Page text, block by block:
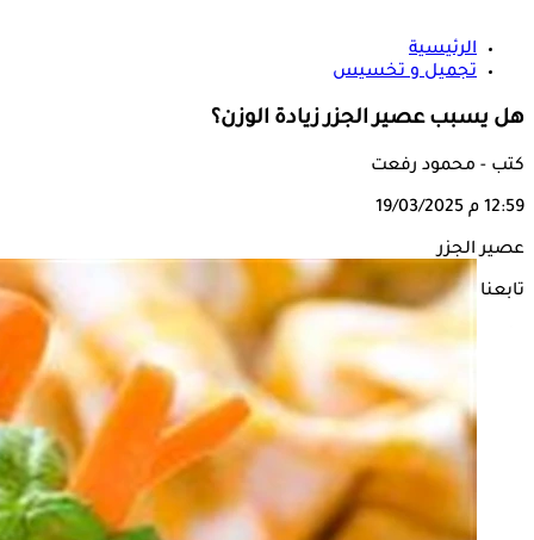
الرئيسية
تجميل و تخسيس
هل يسبب عصير الجزر زيادة الوزن؟
كتب - محمود رفعت
12:59 م 19/03/2025
عصير الجزر
تابعنا على